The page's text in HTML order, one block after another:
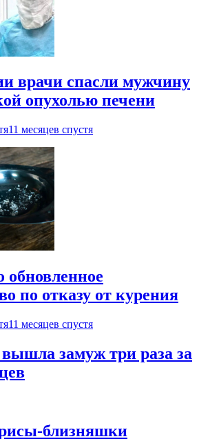
врачи спасли мужчину
опухолью печени
11 месяцев спустя
по отказу от курения
11 месяцев спустя
замуж три раза за
близняшки